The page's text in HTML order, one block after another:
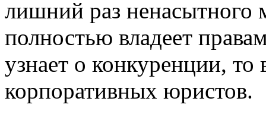
лишний раз ненасытного
полностью владеет
узнает о конкуренции,
корпоративных юристов.